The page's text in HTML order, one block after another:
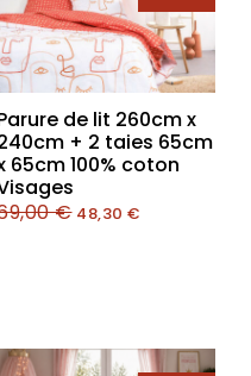
de lit 260cm x
+ 2 taies 65cm
65cm 100% coton
€ 48,30 €